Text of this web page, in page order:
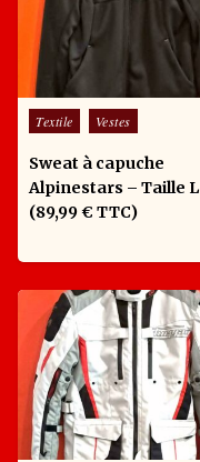
Posted in
Textile Vestes
Sweat à capuche
Alpinestars – Taille L
(89,99 € TTC)